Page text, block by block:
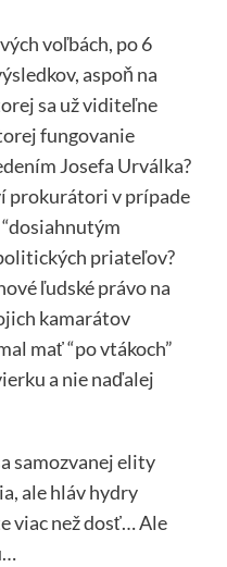
voľbách, po 6
aspoň na
sa už viditeľne
fungovanie
Josefa Urválka?
prokurátori v prípade
priateľov?
ľudské právo na
kamarátov
mať “po vtákoch”
a nie naďalej
samozvanej elity
ale hláv hydry
viac než dosť… Ale